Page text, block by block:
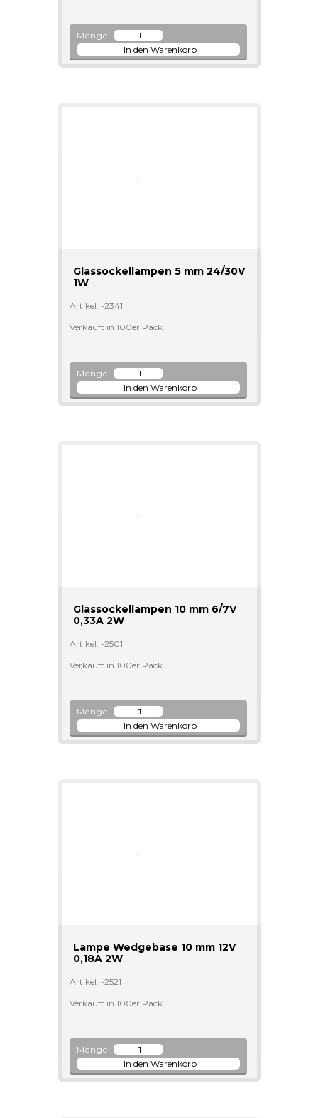
Menge:
Glassockellampen 5 mm 24/30V
1W
Artikel: -2341
Verkauft in 100er Pack
Menge:
Glassockellampen 10 mm 6/7V
0,33A 2W
Artikel: -2501
Verkauft in 100er Pack
Menge:
Lampe Wedgebase 10 mm 12V
0,18A 2W
Artikel: -2521
Verkauft in 100er Pack
Menge: